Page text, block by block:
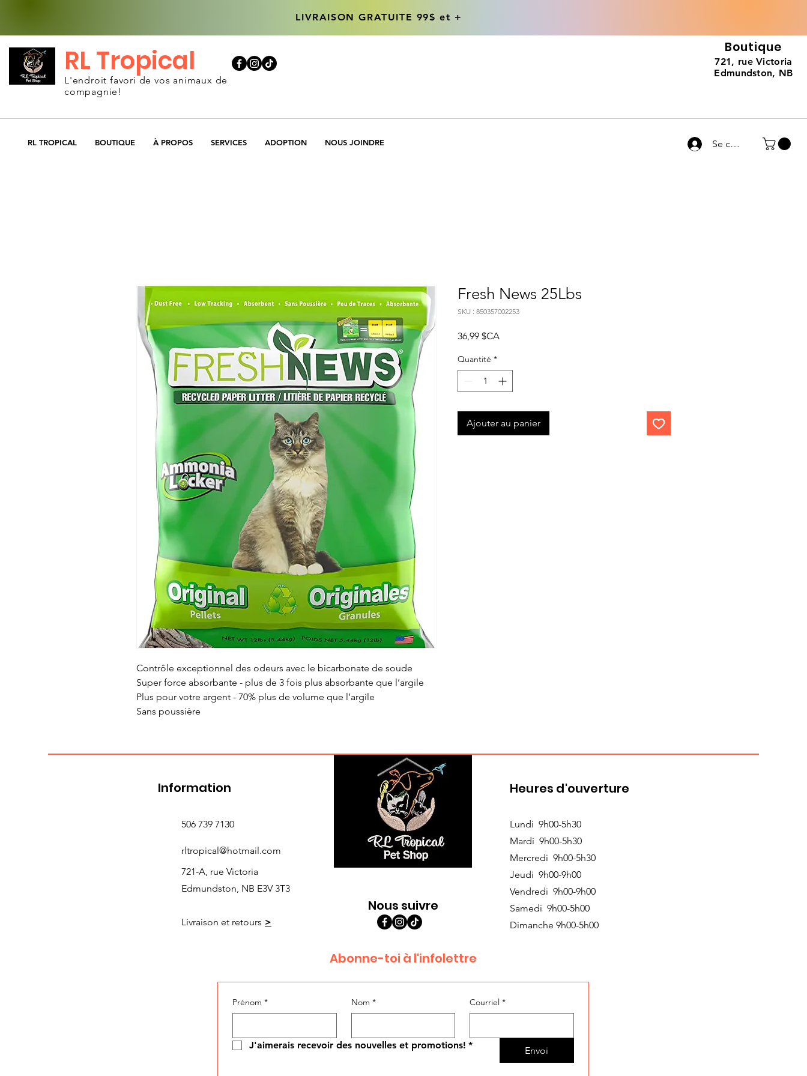
LIVRAISON GRATUITE 99$ et +
RL Tropical
L'endroit favori de vos animaux de
compagnie!
Boutique
721, rue Victoria
Edmundston, NB
LIVRAISON GRATUITE 99$ et +
RL TROPICAL BOUTIQUE À PROPOS SERVICES ADOPTION NOUS JOINDRE Se connecter
Contrôle exceptionnel des odeurs avec le bicarbonate de soude
Super force absorbante - plus de 3 fois plus absorbante que l’argile
Plus pour votre argent - 70% plus de volume que l’argile
Sans poussière
Fresh News 25Lbs
SKU : 850357002253
36,99 $CAPrix
Quantité *
Ajouter au panier
Nous suivre
Information
Livraison et retours >
506 739 7130
rltropical@hotmail.com
721-A, rue Victoria
Edmundston, NB E3V 3T3
Heures d'ouverture
Lundi 9h00-5h30
Mardi 9h00-5h30
Mercredi 9h00-5h30
Jeudi 9h00-9h00
Vendredi 9h00-9h00
Samedi 9h00-5h00
Dimanche 9h00-5h00
Abonne-toi à l'infolettre
Prénom * Nom * Courriel *
J'aimerais recevoir des nouvelles et promotions! * Envoi